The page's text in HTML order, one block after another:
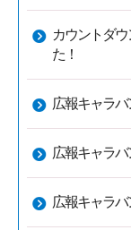
カウントダ
た！
広報キャラバ
広報キャラバ
広報キャラバ